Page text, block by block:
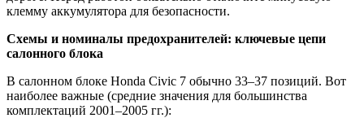
клемму аккумулятора для безопасности.
Схемы и номиналы предохранителей: ключевые цепи
салонного блока
В салонном блоке Honda Civic 7 обычно 33–37 позиций. Вот
наиболее важные (средние значения для большинства
комплектаций 2001–2005 гг.):